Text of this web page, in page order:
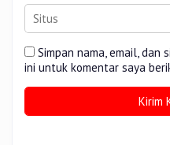
Simpan nama, email, dan
ini untuk komentar saya